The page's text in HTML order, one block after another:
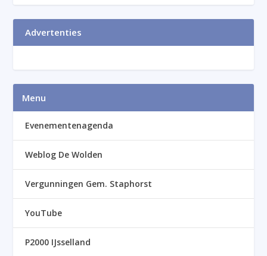
Advertenties
Menu
Evenementenagenda
Weblog De Wolden
Vergunningen Gem. Staphorst
YouTube
P2000 IJsselland